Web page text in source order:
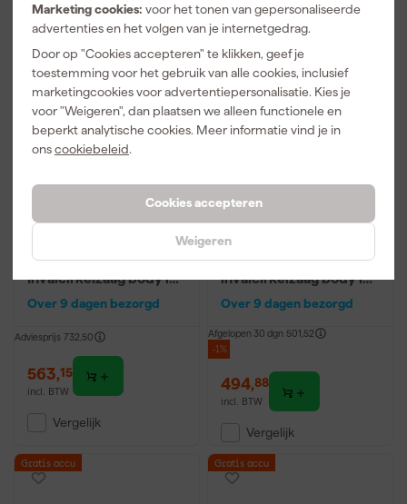
Marketing cookies: voor het tonen van gepersonaliseerde
advertenties en het volgen van je internetgedrag.
Door op "Cookies accepteren" te klikken, geef je
toestemming voor het gebruik van alle cookies, inclusief
marketingcookies voor advertentiepersonalisatie. Kies je
voor "Weigeren", dan plaatsen we alleen functionele en
beperkt analytische cookies. Meer informatie vind je in
onscookiebeleid.
Cookies accepteren
Weigeren
Vergelijk Vergelijk
Gratis accu
Makita SP001GZ06 XGT
40V Max Li-Ion accu
Invalcirkelzaag body in
Over 9 dagen bezorgd
Adviesprijs 732,50
563,15
incl. BTW
Vergelijk
Gratis accu
Makita SP001GZ04 XGT
40V Max Li-ion accu
invalcirkelzaag body in
+ 1 geleiderail in tas -
165mm
Over 9 dagen bezorgd
Afgelopen 30 dgn 501,52
-1%
494,88
incl. BTW
Vergelijk
Gratis accu Gratis accu